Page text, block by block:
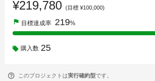
¥219,780 (目標 ¥100,000)
flag 目標達成率 219%
購入数 25
このプロジェクトは実行確約型です。